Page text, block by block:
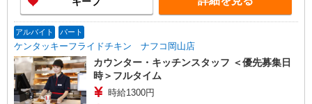
アルバイト パート
ケンタッキーフライドチキン ナフコ岡山店
カウンター・キッチンスタッフ ＜優先募集日
時＞フルタイム
時給1300円